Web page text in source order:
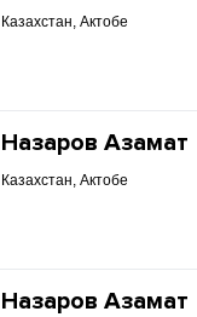
Казахстан, Актобе
Назаров Азамат
Казахстан, Актобе
Назаров Азамат